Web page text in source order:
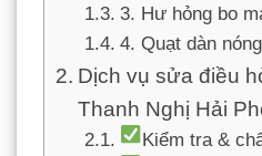
3. Hư hỏng bo
4. Quạt dàn
Dịch vụ sửa điều
Thanh Nghị Hải
Kiểm tra &